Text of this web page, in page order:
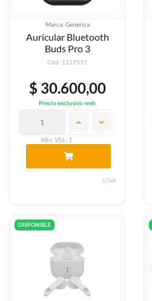
Marca: Generica
Auricular Bluetooth
Buds Pro 3
Cód: 1127517
$ 30.600,00
Precio exclusivo web
Min. Vta.: 1
c/iva
DISPONIBLE